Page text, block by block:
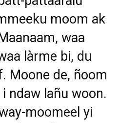
moom ak
waa
làrme bi, du
Moone de, ñoom
ndaw lañu woon.
moomeel yi